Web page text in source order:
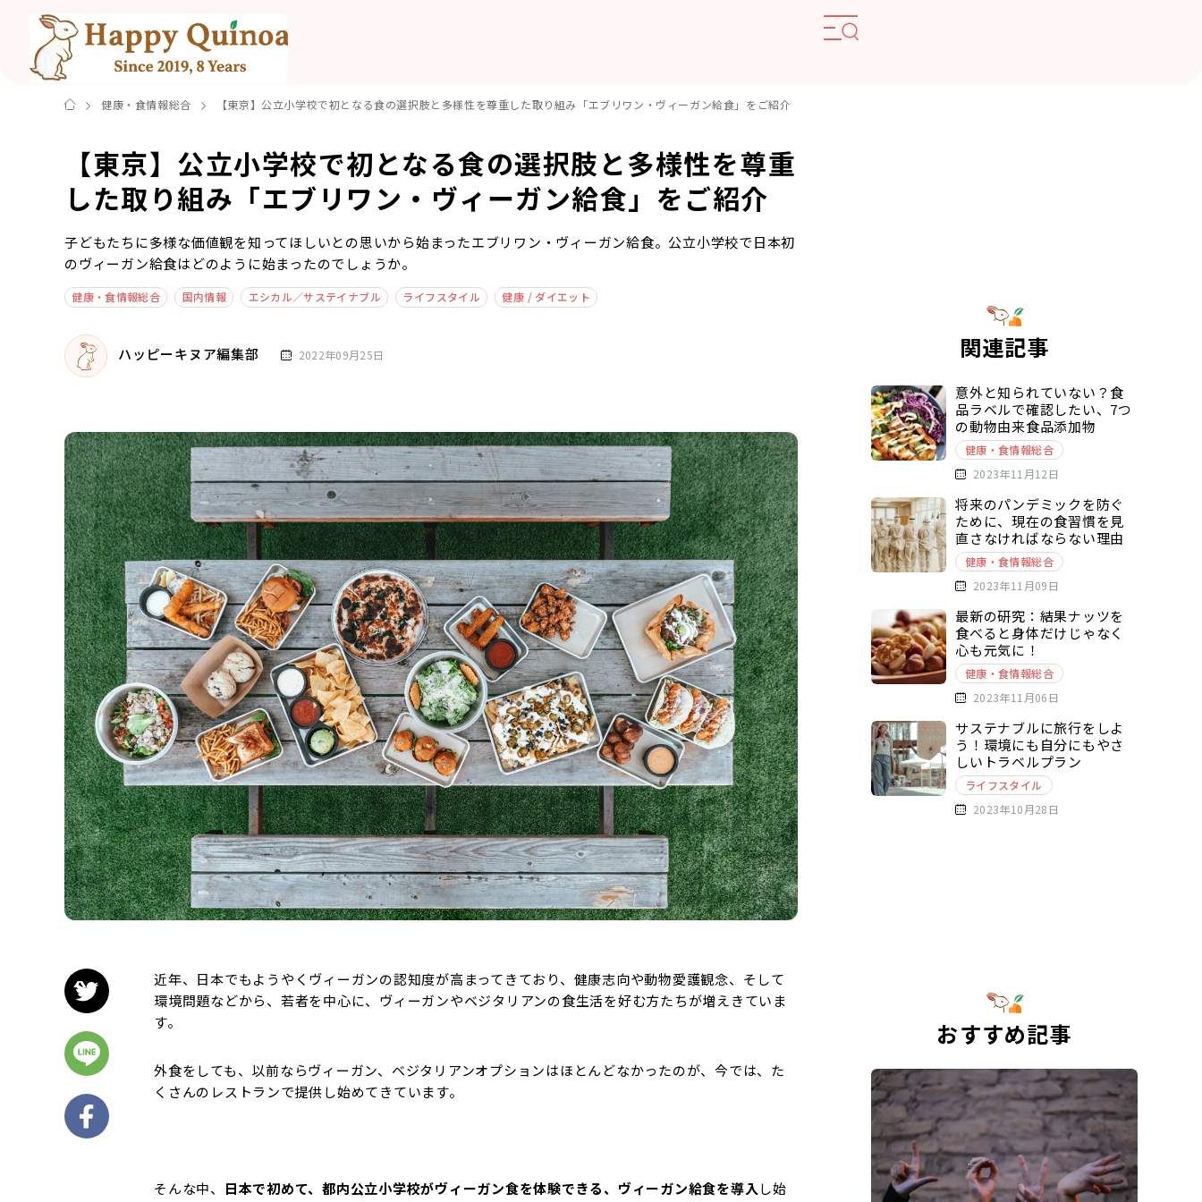
健康・食情報総合 【東京】公立小学校で初となる食の選択肢と多様性を尊重した取り組み「エブリワン・ヴィーガン給食」をご紹介
【東京】公立小学校で初となる食の選択肢と多様性を尊重
した取り組み「エブリワン・ヴィーガン給食」をご紹介
子どもたちに多様な価値観を知ってほしいとの思いから始まったエブリワン・ヴィーガン給食。公立小学校で日本初
のヴィーガン給食はどのように始まったのでしょうか。
健康・食情報総合 国内情報 エシカル／サステイナブル ライフスタイル 健康 / ダイエット
ハッピーキヌア編集部 2022年09月25日
近年、日本でもようやくヴィーガンの認知度が高まってきており、健康志向や動物愛護観念、そして
環境問題などから、若者を中心に、ヴィーガンやベジタリアンの食生活を好む方たちが増えきていま
す。
外食をしても、以前ならヴィーガン、ベジタリアンオプションはほとんどなかったのが、今では、た
くさんのレストランで提供し始めてきています。
そんな中、 日本で初めて、都内公立小学校がヴィーガン食を体験できる、ヴィーガン給食を導入し始
関連記事
意外と知られていない？食
品ラベルで確認したい、7つ
の動物由来食品添加物
健康・食情報総合
2023年11月12日
将来のパンデミックを防ぐ
ために、現在の食習慣を見
直さなければならない理由
健康・食情報総合
2023年11月09日
最新の研究：結果ナッツを
食べると身体だけじゃなく
心も元気に！
健康・食情報総合
2023年11月06日
サステナブルに旅行をしよ
う！環境にも自分にもやさ
しいトラベルプラン
ライフスタイル
2023年10月28日
おすすめ記事